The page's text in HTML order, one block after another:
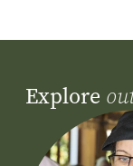
Explore